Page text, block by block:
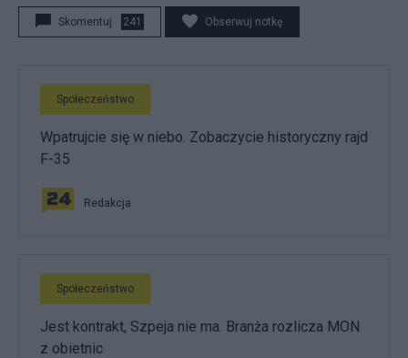
Skomentuj 241 Obserwuj notkę
Społeczeństwo
Wpatrujcie się w niebo. Zobaczycie historyczny rajd
F-35
Redakcja
Społeczeństwo
Jest kontrakt, Szpeja nie ma. Branża rozlicza MON
z obietnic